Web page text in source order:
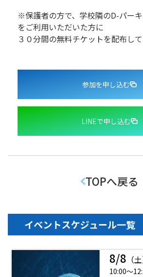
※保護者の方で、学校隣のD-パーキ
をご利用いただいた方に
３０分間の無料チケットを配布して
参加を申し込む
LINEで申し込む
TOPへ戻る
イベントスケジュール一覧
8/8 （土
10:00〜